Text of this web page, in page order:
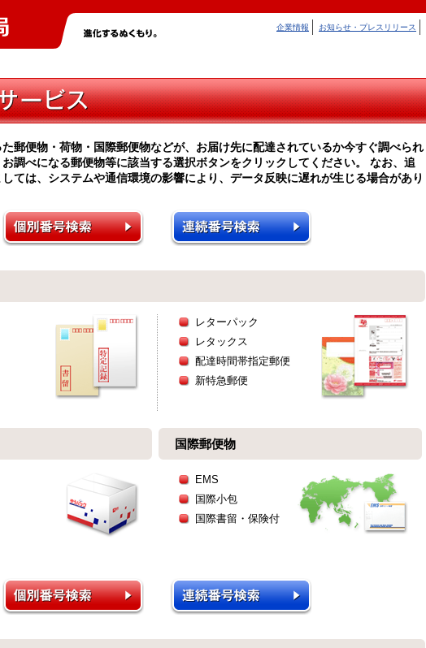
企業情報 お知らせ・プレスリリース
郵便物・荷物・国際郵便物などが、お届け先に配達されているか今すぐ調べられ
調べになる郵便物等に該当する選択ボタンをクリックしてください。 なお、追
ては、システムや通信環境の影響により、データ反映に遅れが生じる場合があり
レターパック
レタックス
配達時間帯指定郵便
新特急郵便
国際郵便物
EMS
国際小包
国際書留・保険付